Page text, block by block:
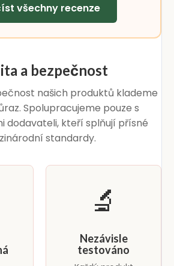
všechny recenze
a bezpečnost
našich produktů klademe
Spolupracujeme pouze s
dodavateli, kteří splňují přísné
standardy.
🔬
Nezávisle
testováno